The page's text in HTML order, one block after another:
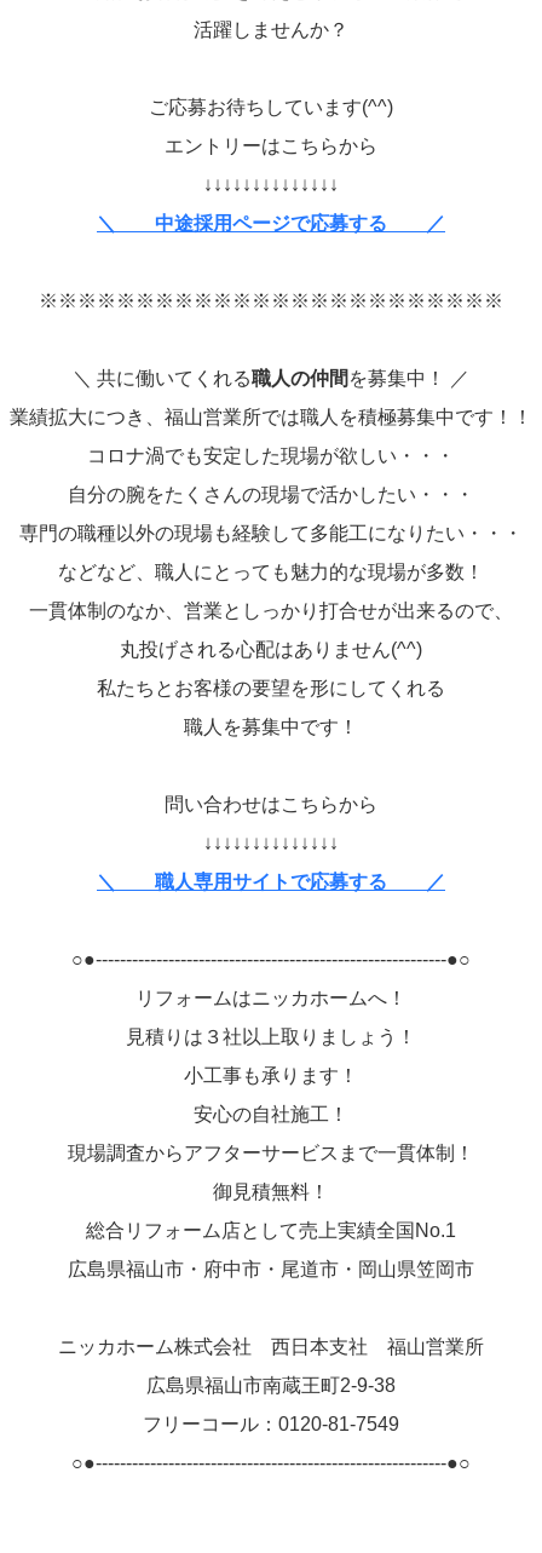
活躍しませんか？
ご応募お待ちしています(^^)
エントリーはこちらから
↓↓↓↓↓↓↓↓↓↓↓↓↓↓
＼ 中途採用ページで応募する ／
※※※※※※※※※※※※※※※※※※※※※※※※
＼ 共に働いてくれる職人の仲間 を募集中！ ／
業績拡大につき、福山営業所では職人を積極募集中です！！
コロナ渦でも安定した現場が欲しい・・・
自分の腕をたくさんの現場で活かしたい・・・
専門の職種以外の現場も経験して多能工になりたい・・・
などなど、職人にとっても魅力的な現場が多数！
一貫体制のなか、営業としっかり打合せが出来るので、
丸投げされる心配はありません(^^)
私たちとお客様の要望を形にしてくれる
職人を募集中です！
問い合わせはこちらから
↓↓↓↓↓↓↓↓↓↓↓↓↓↓
＼ 職人専用サイトで応募する ／
○●----------------------------------------------------------●○
リフォームはニッカホームへ！
見積りは３社以上取りましょう！
小工事も承ります！
安心の自社施工！
現場調査からアフターサービスまで一貫体制！
御見積無料！
総合リフォーム店として売上実績全国No.1
広島県福山市・府中市・尾道市・岡山県笠岡市
ニッカホーム株式会社 西日本支社 福山営業所
広島県福山市南蔵王町2-9-38
フリーコール：0120-81-7549
○●----------------------------------------------------------●○